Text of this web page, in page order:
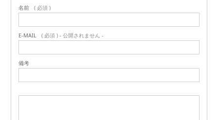
名前 ( 必須 )
E-MAIL ( 必須 ) - 公開されません -
備考